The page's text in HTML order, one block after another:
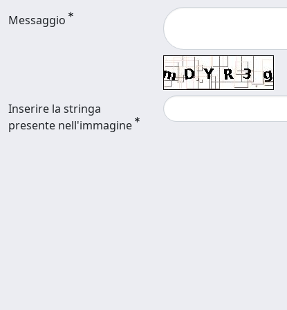
Messaggio
Inserire la stringa
presente nell'immagine